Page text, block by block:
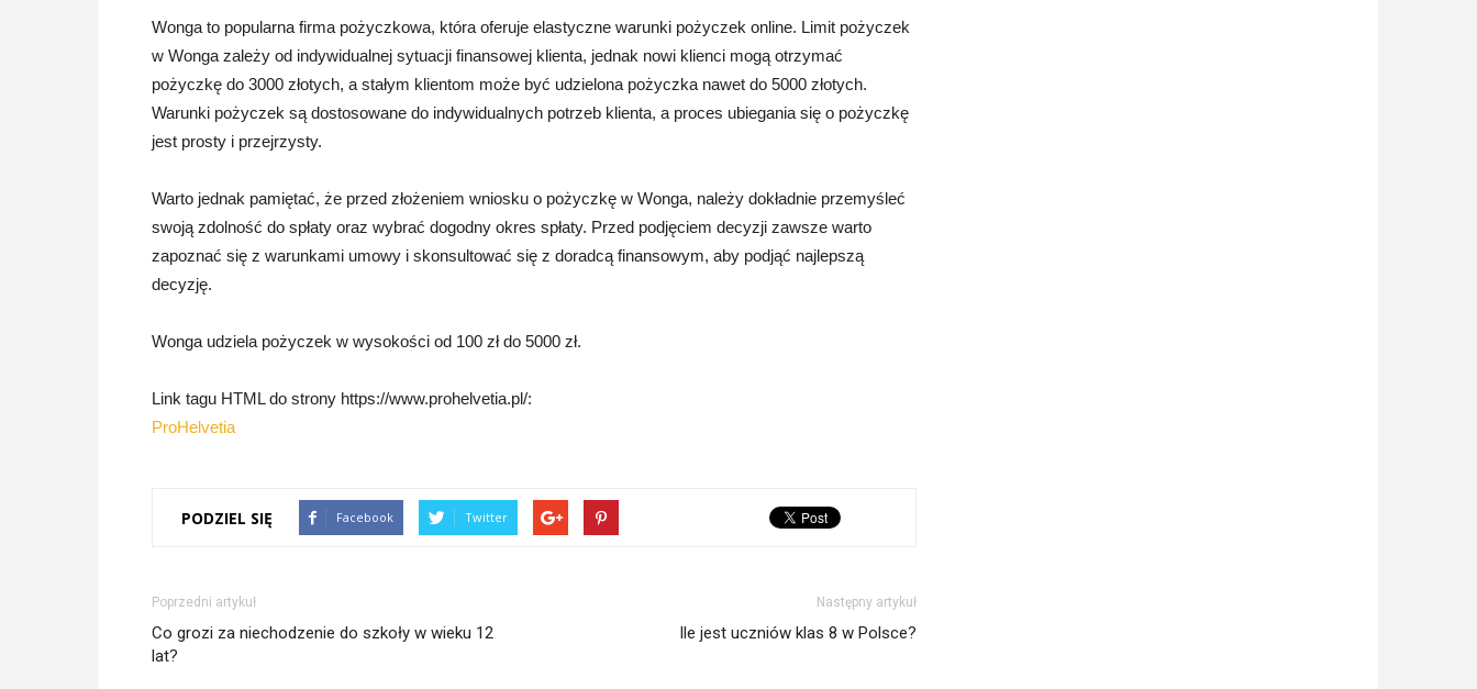
Wonga to popularna firma pożyczkowa, która oferuje elastyczne warunki pożyczek online. Limit pożyczek
w Wonga zależy od indywidualnej sytuacji finansowej klienta, jednak nowi klienci mogą otrzymać
pożyczkę do 3000 złotych, a stałym klientom może być udzielona pożyczka nawet do 5000 złotych.
Warunki pożyczek są dostosowane do indywidualnych potrzeb klienta, a proces ubiegania się o pożyczkę
jest prosty i przejrzysty.
Warto jednak pamiętać, że przed złożeniem wniosku o pożyczkę w Wonga, należy dokładnie przemyśleć
swoją zdolność do spłaty oraz wybrać dogodny okres spłaty. Przed podjęciem decyzji zawsze warto
zapoznać się z warunkami umowy i skonsultować się z doradcą finansowym, aby podjąć najlepszą
decyzję.
Wonga udziela pożyczek w wysokości od 100 zł do 5000 zł.
Link tagu HTML do strony https://www.prohelvetia.pl/:
ProHelvetia
PODZIEL SIĘ Facebook Twitter
Poprzedni artykuł
Co grozi za niechodzenie do szkoły w wieku 12
lat?
Następny artykuł
Ile jest uczniów klas 8 w Polsce?